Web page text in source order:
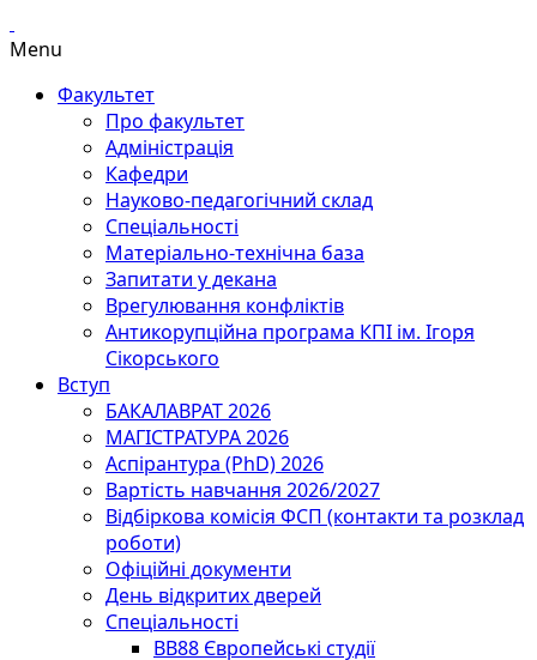
Menu
Факультет
Про факультет
Адміністрація
Кафедри
Науково-педагогічний склад
Спеціальності
Матеріально-технічна база
Запитати у декана
Врегулювання конфліктів
Антикорупційна програма КПІ ім. Ігоря
Сікорського
Вступ
БАКАЛАВРАТ 2026
МАГІСТРАТУРА 2026
Аспірантура (PhD) 2026
Вартість навчання 2026/2027
Відбіркова комісія ФСП (контакти та розклад
роботи)
Офіційні документи
День відкритих дверей
Спеціальності
BВ88 Європейські студії